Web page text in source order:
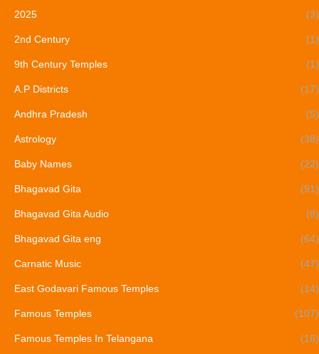
2025 (3)
2nd Century (1)
9th Century Temples (1)
A.P Districts (17)
Andhra Pradesh (5)
Astrology (38)
Baby Names (22)
Bhagavad Gita (91)
Bhagavad Gita Audio (8)
Bhagavad Gita eng (64)
Carnatic Music (47)
East Godavari Famous Temples (14)
Famous Temples (107)
Famous Temples In Telangana (16)